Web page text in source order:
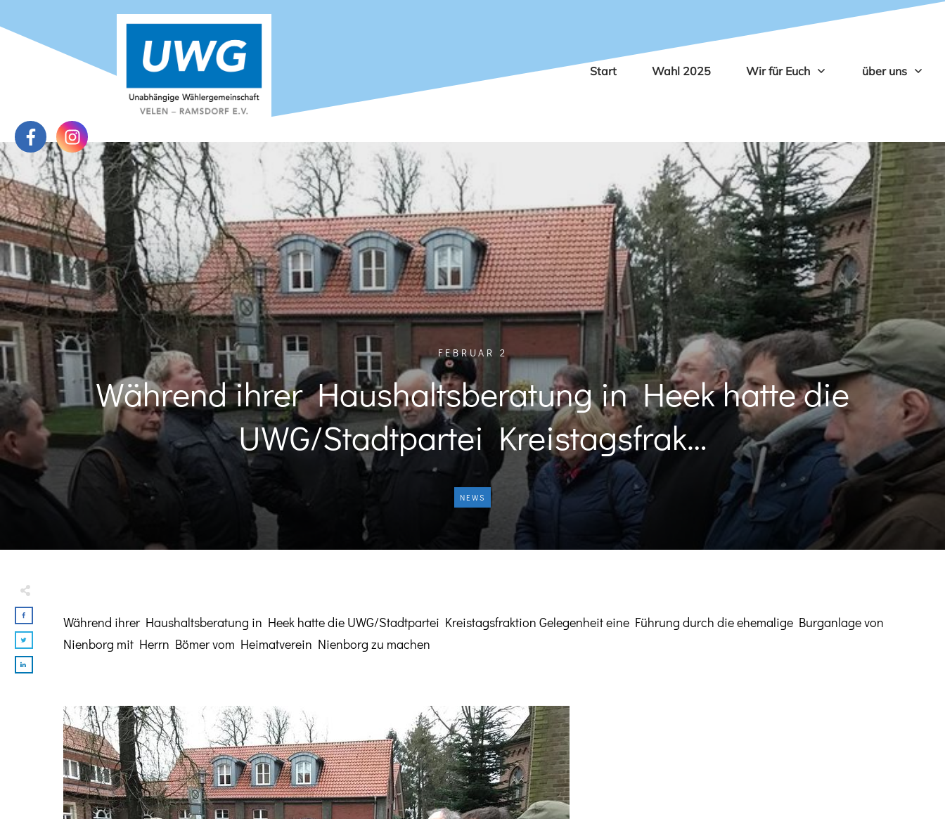
Start Wahl 2025 Wir für Euch über uns
FEBRUAR 2
Während ihrer Haushaltsberatung in Heek hatte die
UWG/Stadtpartei Kreistagsfrak…
NEWS
Während ihrer Haushaltsberatung in Heek hatte die UWG/Stadtpartei Kreistagsfraktion Gelegenheit eine Führung durch die ehemalige Burganlage von
Nienborg mit Herrn Bömer vom Heimatverein Nienborg zu machen